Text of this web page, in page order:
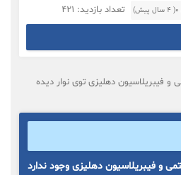
تعداد بازدید: 421
فیبریلاسیون دهلیزی توی نوار دیده
و فیبریلاسیون دهلیزی وجود ندارد